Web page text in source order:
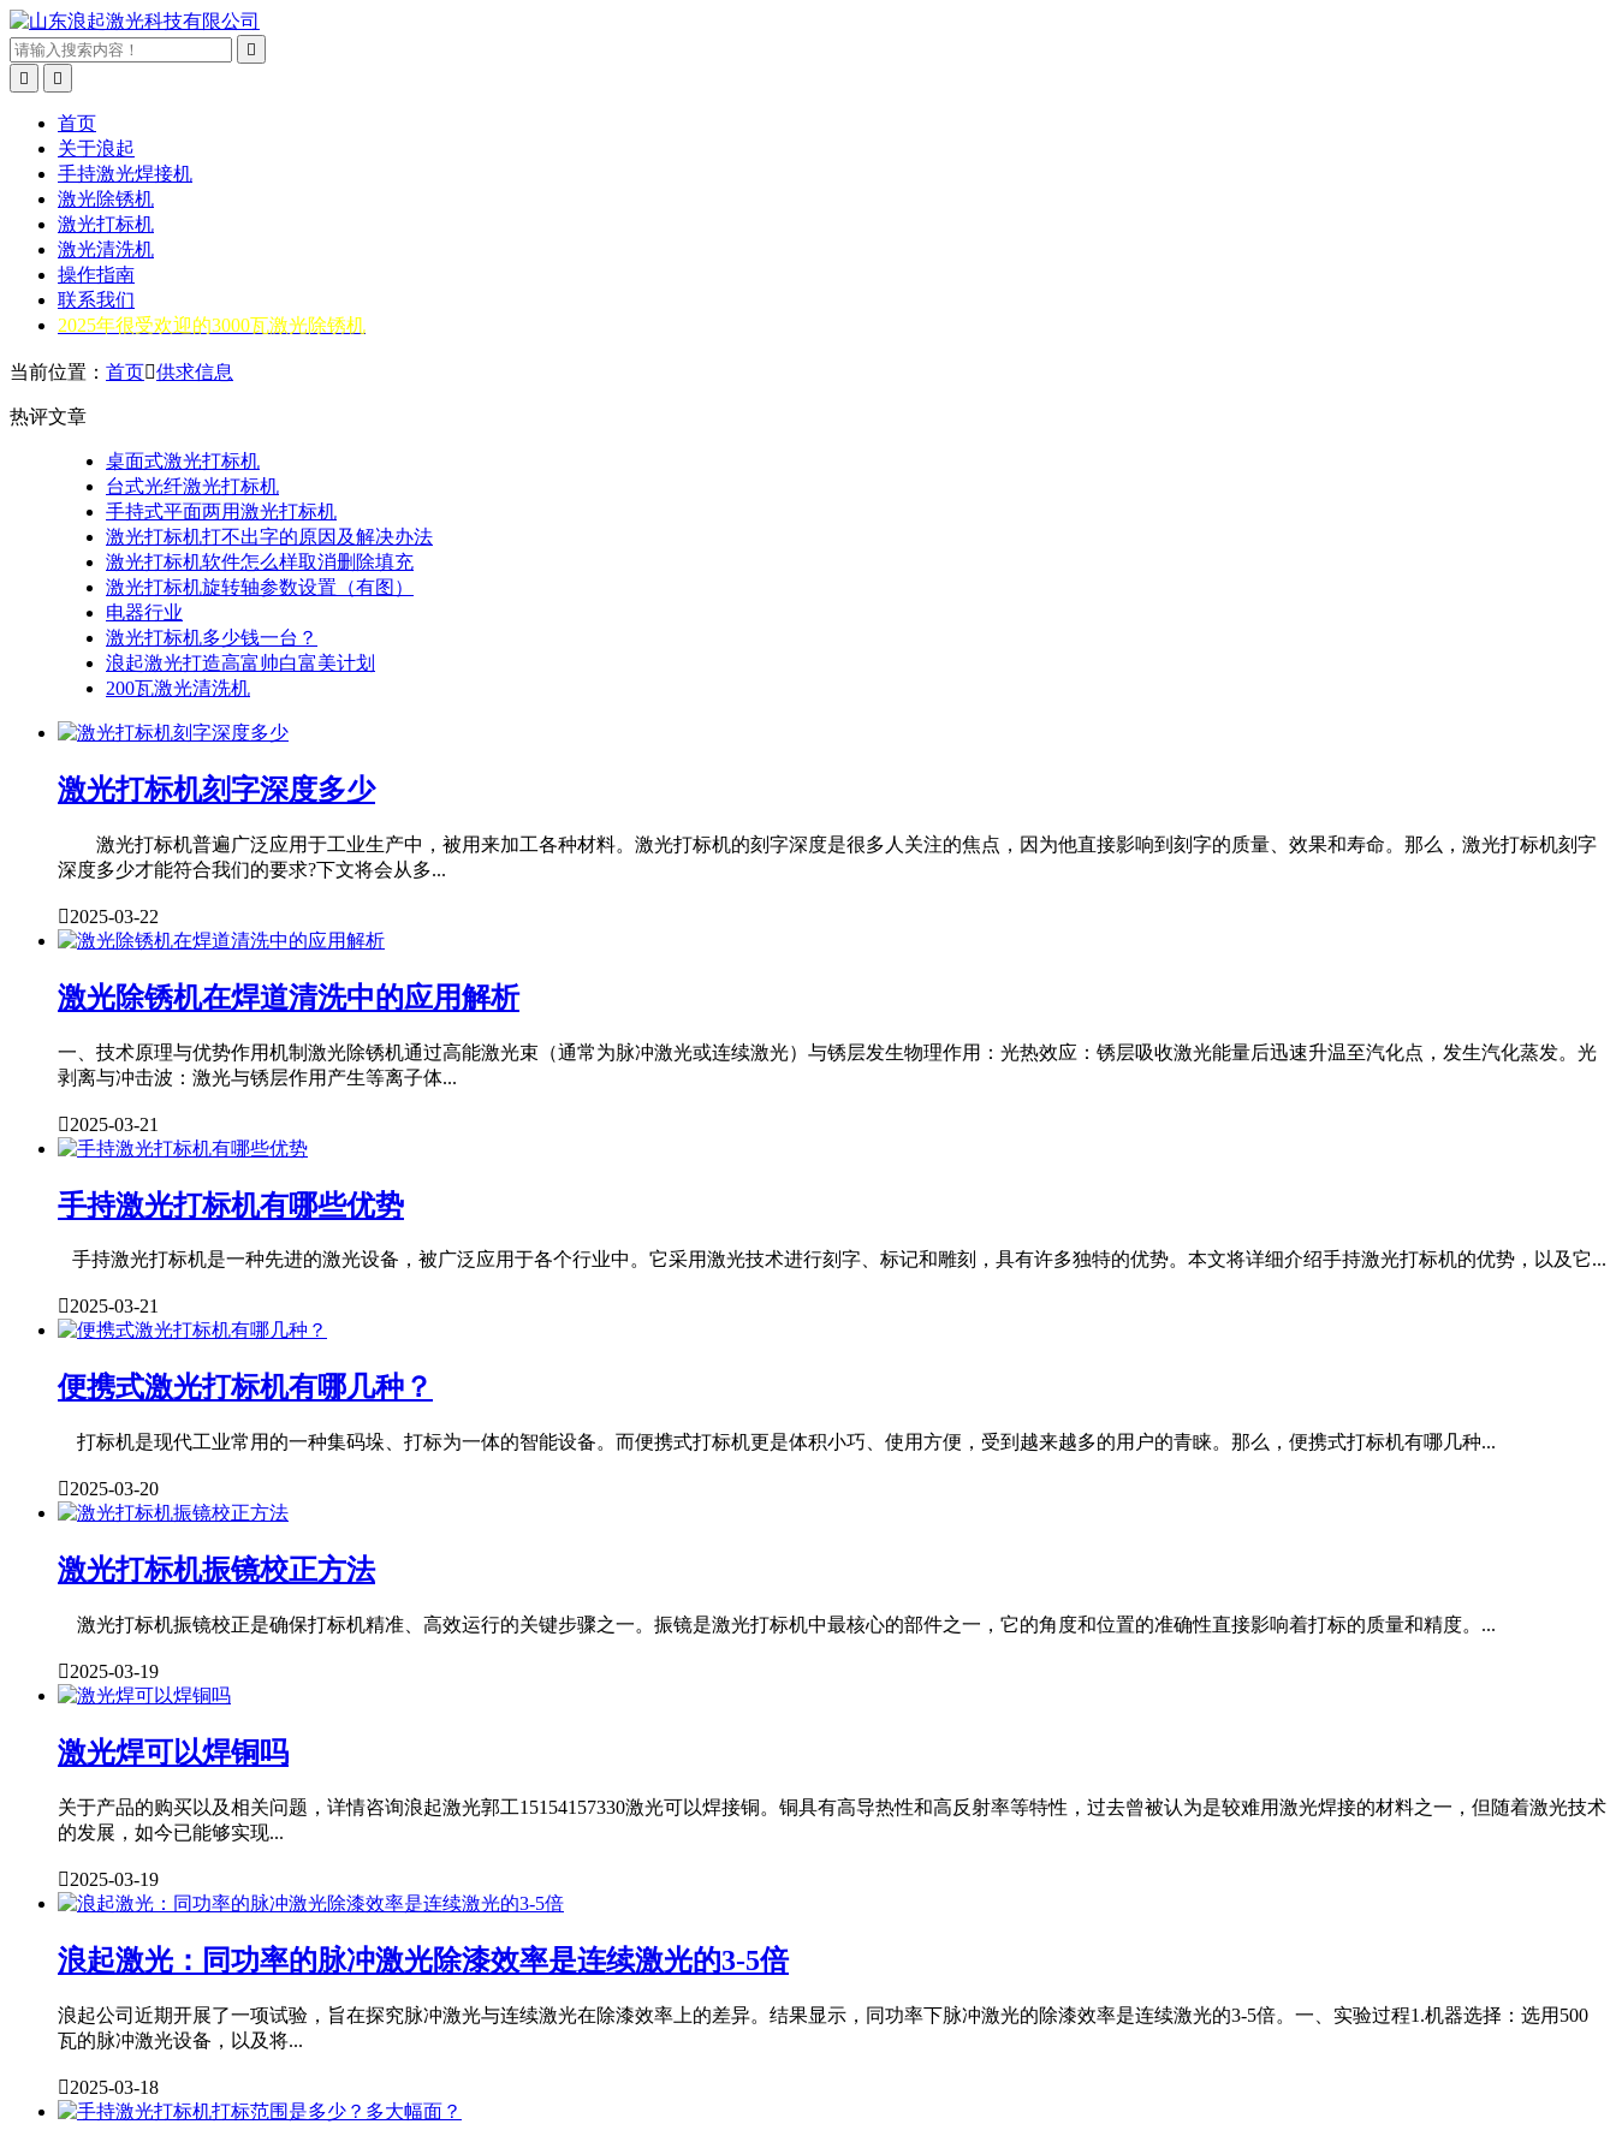



首页
关于浪起
手持激光焊接机
激光除锈机
激光打标机
激光清洗机
操作指南
联系我们
2025年很受欢迎的3000瓦激光除锈机
当前位置： 首页供求信息
热评文章
桌面式激光打标机
台式光纤激光打标机
手持式平面两用激光打标机
激光打标机打不出字的原因及解决办法
激光打标机软件怎么样取消删除填充
激光打标机旋转轴参数设置（有图）
电器行业
激光打标机多少钱一台？
浪起激光打造高富帅白富美计划
200瓦激光清洗机
激光打标机刻字深度多少
激光打标机普遍广泛应用于工业生产中，被用来加工各种材料。激光打标机的刻字深度是很多人关注的焦点，因为他直接影响到刻字的质量、效果和寿命。那么，激光打标机刻字
深度多少才能符合我们的要求?下文将会从多...
2025-03-22
激光除锈机在焊道清洗中的应用解析
一、技术原理与优势作用机制激光除锈机通过高能激光束（通常为脉冲激光或连续激光）与锈层发生物理作用：光热效应：锈层吸收激光能量后迅速升温至汽化点，发生汽化蒸发。光
剥离与冲击波：激光与锈层作用产生等离子体...
2025-03-21
手持激光打标机有哪些优势
手持激光打标机是一种先进的激光设备，被广泛应用于各个行业中。它采用激光技术进行刻字、标记和雕刻，具有许多独特的优势。本文将详细介绍手持激光打标机的优势，以及它...
2025-03-21
便携式激光打标机有哪几种？
打标机是现代工业常用的一种集码垛、打标为一体的智能设备。而便携式打标机更是体积小巧、使用方便，受到越来越多的用户的青睐。那么，便携式打标机有哪几种...
2025-03-20
激光打标机振镜校正方法
激光打标机振镜校正是确保打标机精准、高效运行的关键步骤之一。振镜是激光打标机中最核心的部件之一，它的角度和位置的准确性直接影响着打标的质量和精度。...
2025-03-19
激光焊可以焊铜吗
关于产品的购买以及相关问题，详情咨询浪起激光郭工15154157330激光可以焊接铜。铜具有高导热性和高反射率等特性，过去曾被认为是较难用激光焊接的材料之一，但随着激光技术
的发展，如今已能够实现...
2025-03-19
浪起激光：同功率的脉冲激光除漆效率是连续激光的3-5倍
浪起公司近期开展了一项试验，旨在探究脉冲激光与连续激光在除漆效率上的差异。结果显示，同功率下脉冲激光的除漆效率是连续激光的3-5倍。一、实验过程1.机器选择：选用500
瓦的脉冲激光设备，以及将...
2025-03-18